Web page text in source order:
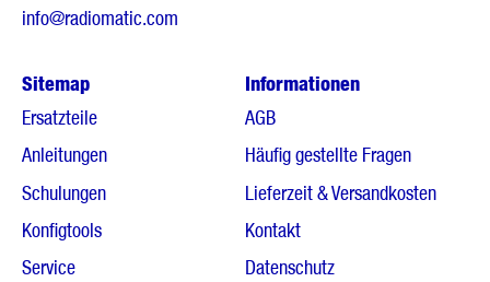
info@radiomatic.com
Sitemap
Ersatzteile
Anleitungen
Schulungen
Konfigtools
Service
Informationen
AGB
Häufig gestellte Fragen
Lieferzeit & Versandkosten
Kontakt
Datenschutz